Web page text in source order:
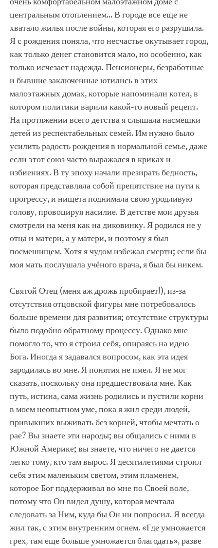
центральным отоплением… В городе все еще не
хватало жилья после войны, которая его разрушила.
Я с рождения поняла, что несчастье окутывает город,
как только денег становится мало, но особенно, как
только исчезает надежда. Пенсионеры, безработные
и бывшие заключенные ютились в этих
малоэтажных домах, которые напоминали котел, в
котором политики варили какой-то новый рецепт.
На протяжении всего детства я слышала насмешки
детей из респектабельных семей. Им нужно было
усилить радость рождения в нормальной семье, даже
если этот союз часто выражался в криках и
избиениях. В ту эпоху начали презирать бедность,
которая представляла собой препятствие на пути к
прогрессу, и нищета поднимала свою уродливую
голову, провоцируя насилие. В детстве мои друзья
смотрели на меня как на диковинку. Я родился не у
отца и матери, а у матери, и поэтому я был
посмешищем. Хотя я чудом избежал смерти; если бы
моя мать послушала учёного врача, я был бы никем.
Святой Отец (меня аж дрожь пробирает!), из-за
отсутствия отцовской фигуры мне потребовалось
больше времени для развития; отсутствие структуры
было подобно обратному процессу. Однако мне
помогло то, что я строил себя, опираясь на идею
Бога. Иногда я задавался вопросом, как эта идея
зародилась во мне. Я понятия не имел. Я не мог
сказать, поскольку она предшествовала мне. Как
путь, истина, сама жизнь родились и пустили корни
в моем неопытном уме, пока я жил среди людей,
привыкших выживать без корней, чтобы мечтать о
рае? Вы знаете эти народы; вы общались с ними в
Южной Америке; вы знаете, что ничего не дается
легко тому, кто там вырос. Я десятилетиями строил
себя этим маленьким светом, этим пламенем,
которое Бог поддерживал во мне по Своей воле,
потому что Он видел душу, которая мечтала
следовать за Ним, куда бы Он ни попросил. Я всегда
жил так, с этим внутренним огнем. «Где умножается
грех, там еще больше умножается благодать», разве